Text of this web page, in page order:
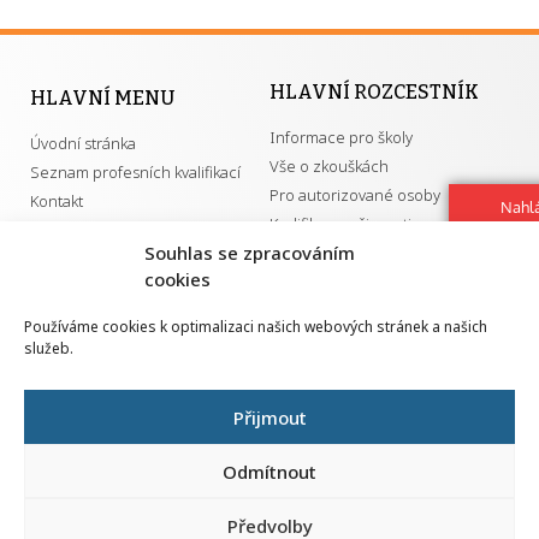
Souhlas se zpracováním
cookies
Používáme cookies k optimalizaci našich webových stránek a našich
služeb.
Přijmout
Odmítnout
Předvolby
HLAVNÍ MENU
Úvodní stránka
Seznam profesních kvalifikací
Kontakt
HLAVNÍ ROZCESTNÍK
Informace pro školy
Vše o zkouškách
Pro autorizované osoby
Kvalifikace a živnosti
GDPR
Národní pedagogický institut ČR
Senovážné náměstí 25
110 00 Praha 1